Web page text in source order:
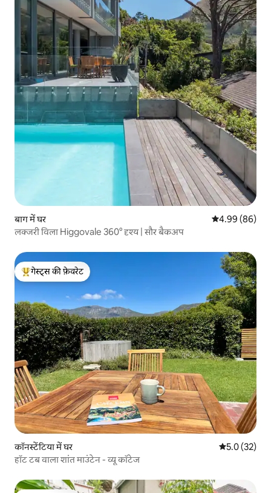
बाग में घर औसत रेटिंग 5 में
4.99 (86)
लक्जरी विला Higgovale 360° दृश्य | सौर बैकअप
गेस्ट्स का टॉप फ़ेवरेट
गेस्ट्स की फ़ेवरेट
कॉनस्टेंटिया में घर औसत रेटिंग 5
5.0 (32)
हॉट टब वाला शांत माउंटेन - व्यू कॉटेज